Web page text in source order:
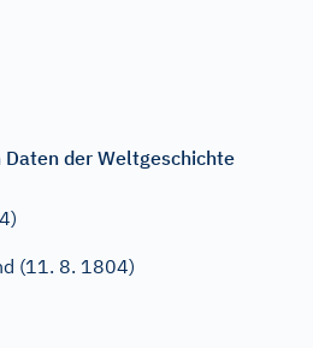
der Weltgeschichte
(11. 8. 1804)